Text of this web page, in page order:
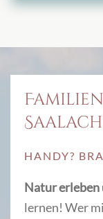
HANDY?
Natur erleben
lernen! Wer